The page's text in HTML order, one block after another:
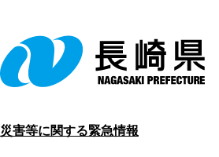
災害等に関する緊急情報